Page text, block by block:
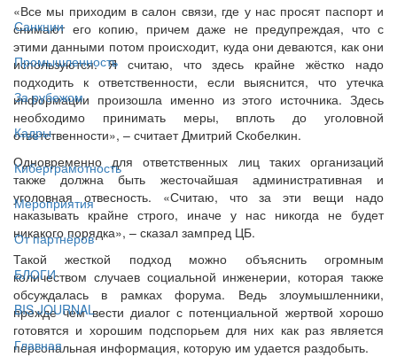
Санкции
Промышленность
За рубежом
Кадры
Киберграмотность
Мероприятия
От партнёров
БЛОГИ
BIS JOURNAL
Главная
«Все мы приходим в салон связи, где у нас просят паспорт и
снимают его копию, причем даже не предупреждая, что с
этими данными потом происходит, куда они деваются, как они
используются. Я считаю, что здесь крайне жёстко надо
подходить к ответственности, если выяснится, что утечка
информации произошла именно из этого источника. Здесь
необходимо принимать меры, вплоть до уголовной
ответственности», – считает Дмитрий Скобелкин.
Одновременно для ответственных лиц таких организаций
также должна быть жесточайшая административная и
уголовная отвесность. «Считаю, что за эти вещи надо
наказывать крайне строго, иначе у нас никогда не будет
никакого порядка», – сказал зампред ЦБ.
Такой жесткой подход можно объяснить огромным
количеством случаев социальной инженерии, которая также
обсуждалась в рамках форума. Ведь злоумышленники,
прежде чем вести диалог с потенциальной жертвой хорошо
готовятся и хорошим подспорьем для них как раз является
персональная информация, которую им удается раздобыть.